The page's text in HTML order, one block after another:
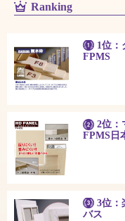
Ranking
1位
FPMS
2位
FPMS
3位
バス